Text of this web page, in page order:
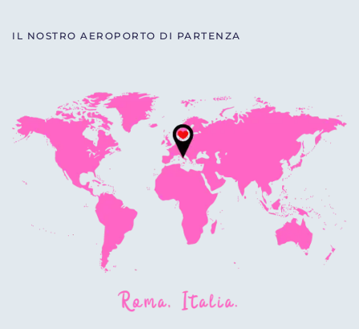
IL NOSTRO AEROPORTO DI PARTENZA